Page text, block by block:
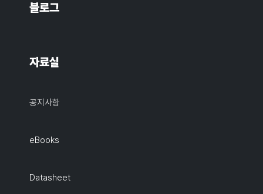
블로그
자료실
공지사항
eBooks
Datasheet